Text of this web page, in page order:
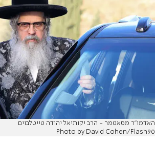
האדמו"ר מסאטמר - הרב יקותיאל יהודה טייטלבוים
Photo by David Cohen/Flash90